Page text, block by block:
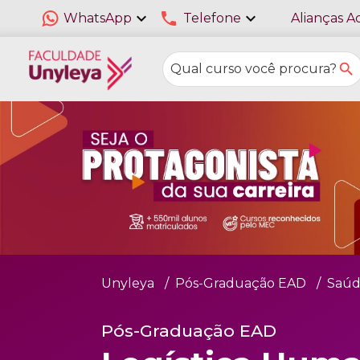
WhatsApp expand_more phone Telefone expand_more Alianças
Unyleya Pós-Graduação EAD
Pós-Graduação EAD